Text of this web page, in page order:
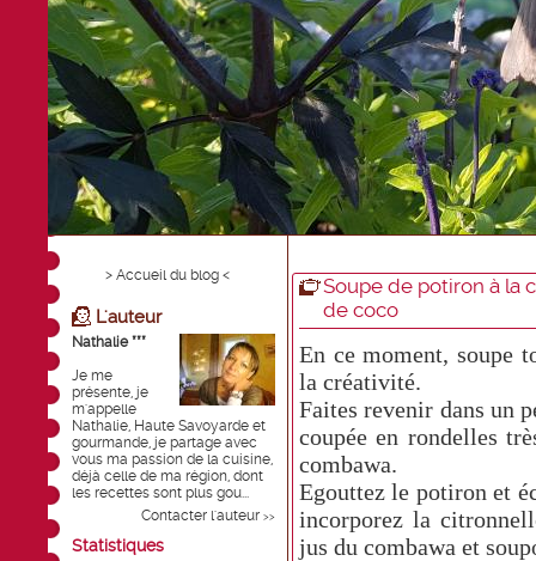
> Accueil du blog <
L'auteur
Nathalie ***
Je me
présente, je
m'appelle
Nathalie, Haute Savoyarde et
gourmande, je partage avec
vous ma passion de la cuisine,
déjà celle de ma région, dont
les recettes sont plus gou...
Contacter l'auteur >>
Statistiques
Soupe de potiron à la
de coco
En ce moment, soupe
la créativité.
Faites revenir dans un
coupée en rondelles
combawa.
Egouttez le potiron et
incorporez la
jus du combawa et